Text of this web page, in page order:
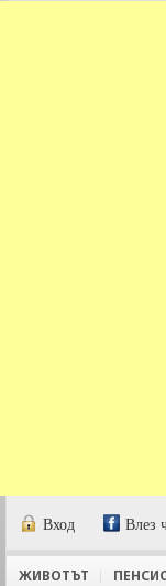
Вход Влез
ЖИВОТЪТ